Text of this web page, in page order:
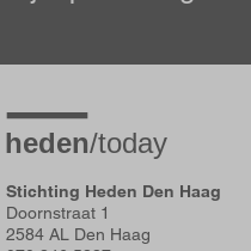
hoogte
Stichting Heden Den Haag
Doornstraat 1
2584 AL Den Haag